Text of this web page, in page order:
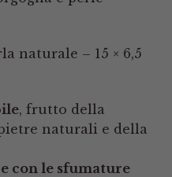
naturale – 15 × 6,5
, frutto della
naturali e della
con le sfumature